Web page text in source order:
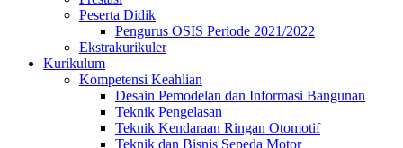
Peserta Didik
Pengurus OSIS Periode 2021/2022
Ekstrakurikuler
Kurikulum
Kompetensi Keahlian
Desain Pemodelan dan Informasi Bangunan
Teknik Pengelasan
Teknik Kendaraan Ringan Otomotif
Teknik dan Bisnis Sepeda Motor